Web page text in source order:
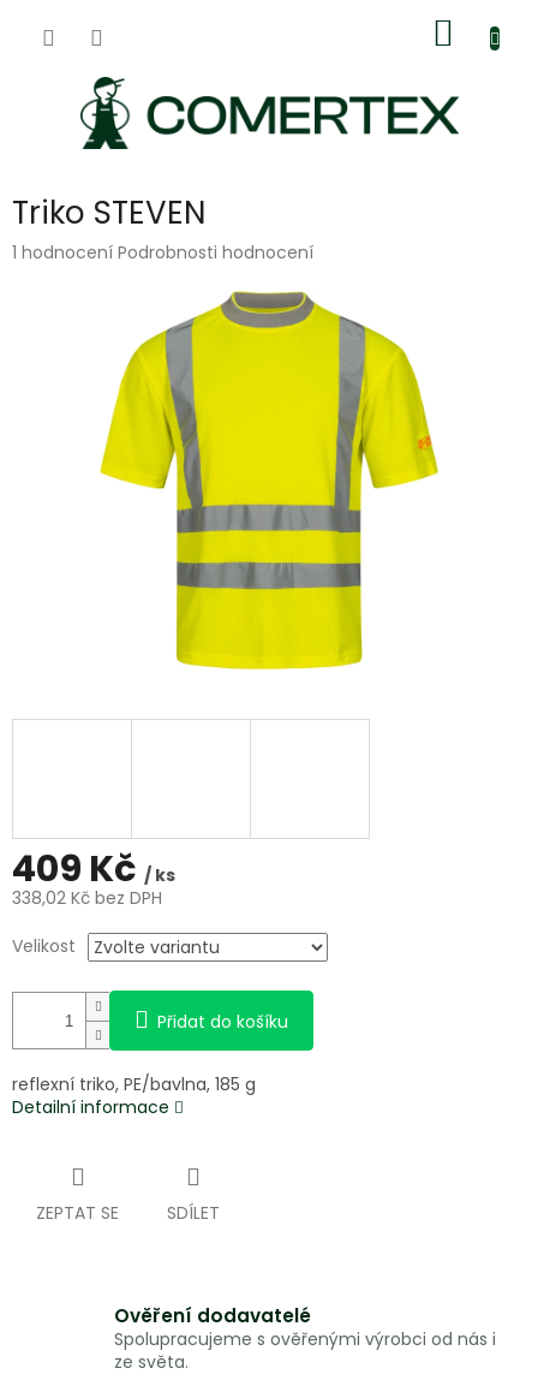
košík
Triko STEVEN
Průměrné
1 hodnocení Podrobnosti hodnocení
409 Kč / ks
338,02 Kč bez DPH
cena:
Velikost
Přidat do košíku
reflexní triko, PE/bavlna, 185 g
Detailní informace
ZEPTAT SE SDÍLET
Ověření dodavatelé
Spolupracujeme s ověřenými výrobci od nás i
ze světa.